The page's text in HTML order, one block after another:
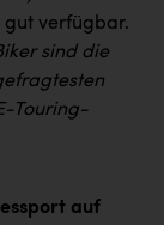
gut verfügbar.
sind die
Touring-
auf